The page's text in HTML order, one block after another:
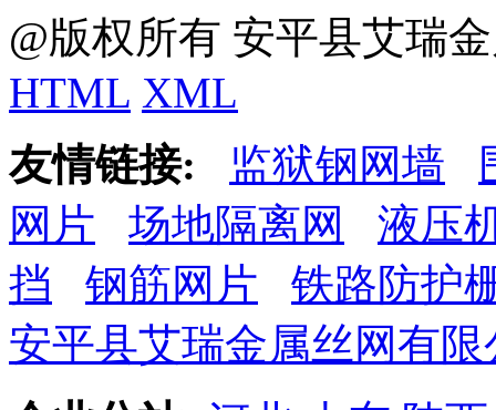
@版权所有 安平县艾瑞
HTML XML
友情链接:
监狱钢网墙
网片
场地隔离网
液压
挡
钢筋网片
铁路防护
安平县艾瑞金属丝网有限